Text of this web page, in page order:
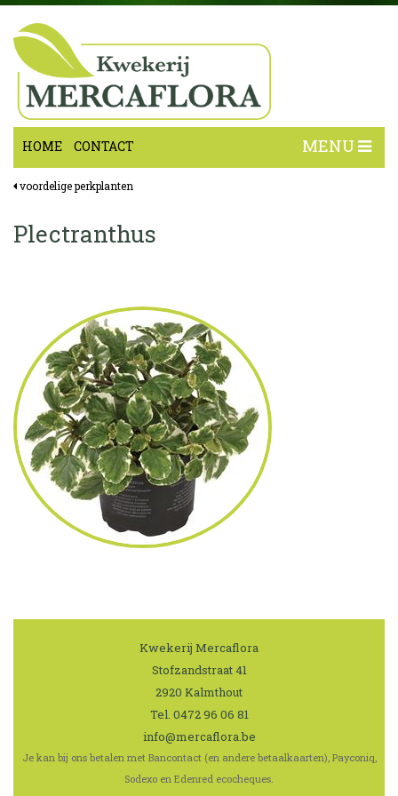
MENU
HOME CONTACT
voordelige perkplanten
Plectranthus
Kwekerij Mercaflora
|
Stofzandstraat 41
|
2920 Kalmthout
|
Tel. 0472 96 06 81
|
info@mercaflora.be
Je kan bij ons betalen met Bancontact (en andere betaalkaarten), Payconiq,
Sodexo en Edenred ecocheques.